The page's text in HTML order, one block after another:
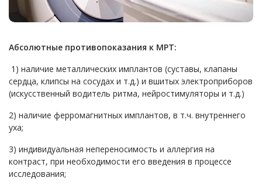
Абсолютные противопоказания к МРТ:
1) наличие металлических имплантов (суставы, клапаны
сердца, клипсы на сосудах и т.д.) и вшитых электроприборов
(искусственный водитель ритма, нейростимуляторы и т.д.)
2) наличие ферромагнитных имплантов, в т.ч. внутреннего
уха;
3) индивидуальная непереносимость и аллергия на
контраст, при необходимости его введения в процессе
исследования;